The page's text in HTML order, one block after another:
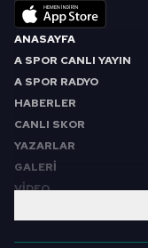
almak için lütfen
ANASAYFA
A SPOR CANLI YAYIN
A SPOR RADYO
HABERLER
CANLI SKOR
YAZARLAR
GALERİ
VİDEO